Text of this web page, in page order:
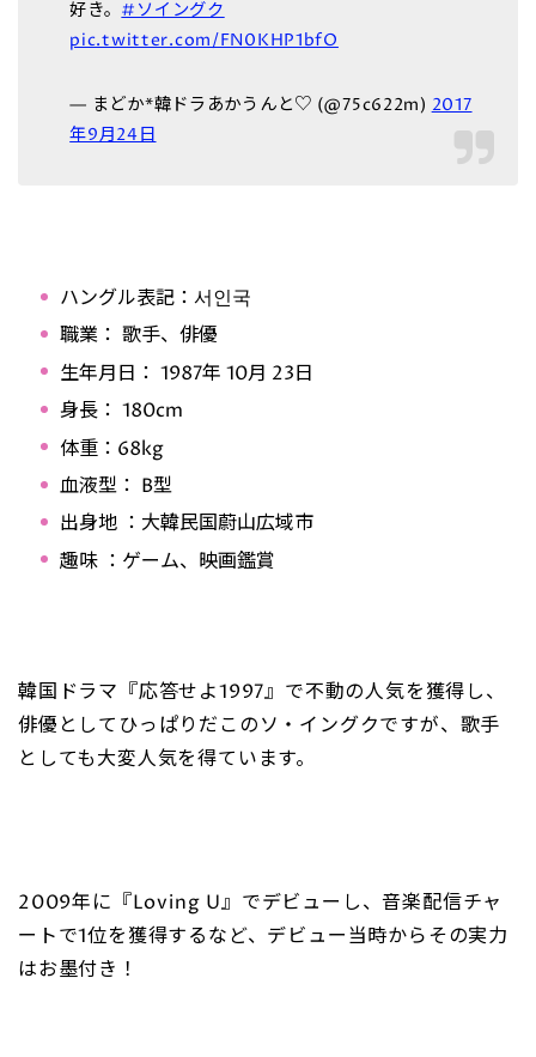
好き。#ソイングク
pic.twitter.com/FN0KHP1bfO
— まどか*韓ドラあかうんと♡ (@75c622m)2017
年9月24日
ハングル表記：서인국
職業： 歌手、俳優
生年月日： 1987年 10月 23日
身長： 180cm
体重：68kg
血液型： B型
出身地 ：大韓民国蔚山広域市
趣味 ：ゲーム、映画鑑賞
韓国ドラマ『応答せよ1997』で不動の人気を獲得し、
俳優としてひっぱりだこのソ・イングクですが、歌手
としても大変人気を得ています。
2009年に『Loving U』でデビューし、音楽配信チャ
ートで1位を獲得するなど、デビュー当時からその実力
はお墨付き！